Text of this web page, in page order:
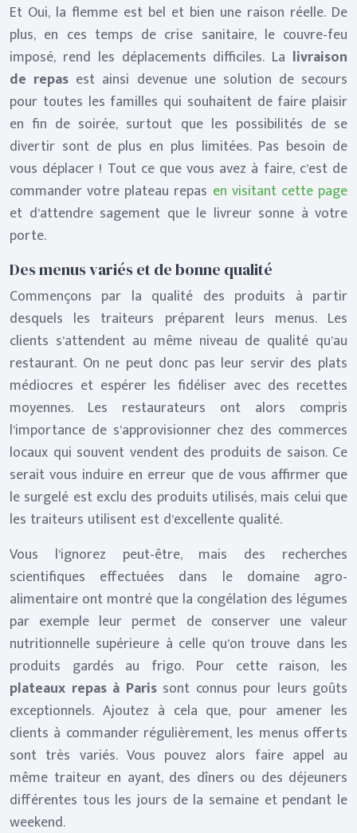
Et Oui, la flemme est bel et bien une raison réelle. De
plus, en ces temps de crise sanitaire, le couvre-feu
imposé, rend les déplacements difficiles. La livraison
de repas est ainsi devenue une solution de secours
pour toutes les familles qui souhaitent de faire plaisir
en fin de soirée, surtout que les possibilités de se
divertir sont de plus en plus limitées. Pas besoin de
vous déplacer ! Tout ce que vous avez à faire, c’est de
commander votre plateau repas en visitant cette page
et d’attendre sagement que le livreur sonne à votre
porte.
Des menus variés et de bonne qualité
Commençons par la qualité des produits à partir
desquels les traiteurs préparent leurs menus. Les
clients s’attendent au même niveau de qualité qu’au
restaurant. On ne peut donc pas leur servir des plats
médiocres et espérer les fidéliser avec des recettes
moyennes. Les restaurateurs ont alors compris
l’importance de s’approvisionner chez des commerces
locaux qui souvent vendent des produits de saison. Ce
serait vous induire en erreur que de vous affirmer que
le surgelé est exclu des produits utilisés, mais celui que
les traiteurs utilisent est d’excellente qualité.
Vous l’ignorez peut-être, mais des recherches
scientifiques effectuées dans le domaine agro-
alimentaire ont montré que la congélation des légumes
par exemple leur permet de conserver une valeur
nutritionnelle supérieure à celle qu’on trouve dans les
produits gardés au frigo. Pour cette raison, les
plateaux repas à Paris sont connus pour leurs goûts
exceptionnels. Ajoutez à cela que, pour amener les
clients à commander régulièrement, les menus offerts
sont très variés. Vous pouvez alors faire appel au
même traiteur en ayant, des dîners ou des déjeuners
différentes tous les jours de la semaine et pendant le
weekend.